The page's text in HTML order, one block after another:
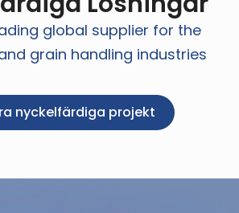
global supplier for the
grain handling industries
nyckelfärdiga projekt